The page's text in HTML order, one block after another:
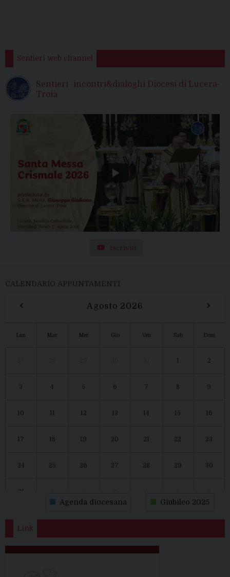
Sentieri web channel
Sentieri -incontri&dialoghi Diocesi di Lucera-
Troia
Iscriviti
CALENDARIO APPUNTAMENTI
‹ Agosto 2026 ›
Lun Mar Mer Gio Ven Sab Dom
2
3 4 5 6 7 8 9
10 12 13 14 15 16
17 18 19 20 21 22 23
24 25 26 27 28 29 30
31
Agenda diocesana Giubileo 2025
Link